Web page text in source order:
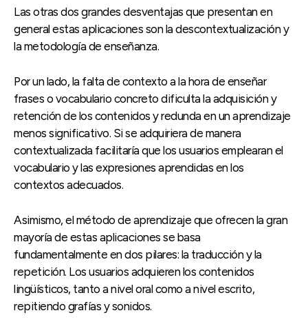
Las otras dos grandes desventajas que presentan en
general estas aplicaciones son la descontextualización y
la metodología de enseñanza.
Por un lado, la falta de contexto a la hora de enseñar
frases o vocabulario concreto dificulta la adquisición y
retención de los contenidos y redunda en un aprendizaje
menos significativo. Si se adquiriera de manera
contextualizada facilitaría que los usuarios emplearan el
vocabulario y las expresiones aprendidas en los
contextos adecuados.
Asimismo, el método de aprendizaje que ofrecen la gran
mayoría de estas aplicaciones se basa
fundamentalmente en dos pilares: la traducción y la
repetición. Los usuarios adquieren los contenidos
lingüísticos, tanto a nivel oral como a nivel escrito,
repitiendo grafías y sonidos.